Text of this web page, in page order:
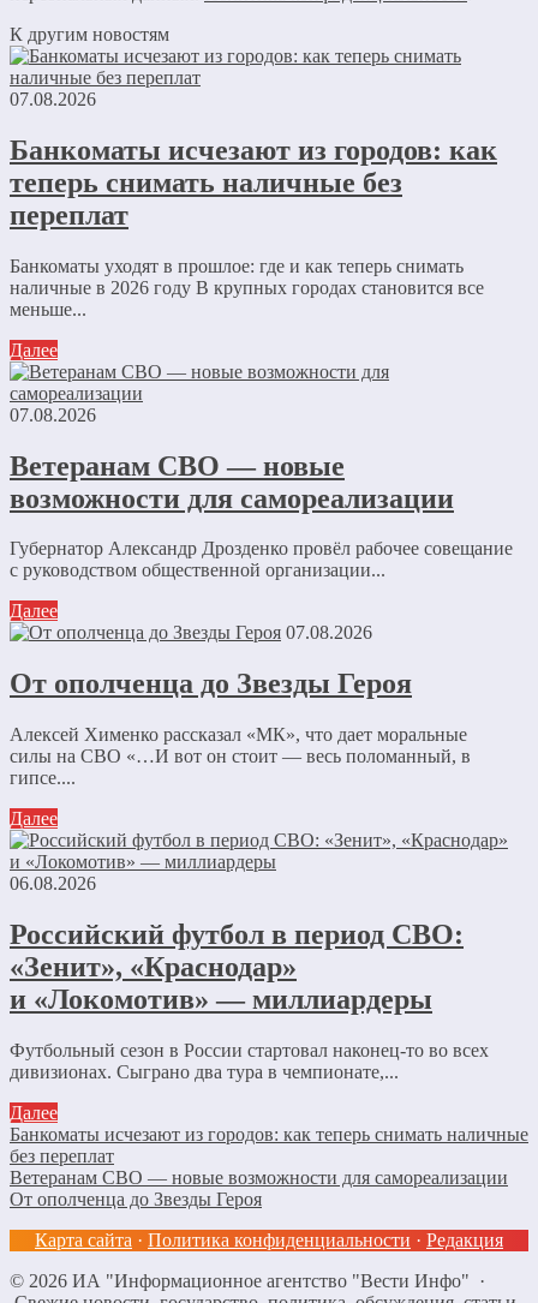
К другим новостям
07.08.2026
Банкоматы исчезают из городов: как
теперь снимать наличные без
переплат
Банкоматы уходят в прошлое: где и как теперь снимать
наличные в 2026 году В крупных городах становится все
меньше...
Далее
07.08.2026
Ветеранам СВО — новые
возможности для самореализации
Губернатор Александр Дрозденко провёл рабочее совещание
с руководством общественной организации...
Далее
07.08.2026
От ополченца до Звезды Героя
Алексей Хименко рассказал «МК», что дает моральные
силы на СВО «…И вот он стоит — весь поломанный, в
гипсе....
Далее
06.08.2026
Российский футбол в период СВО:
«Зенит», «Краснодар»
и «Локомотив» — миллиардеры
Футбольный сезон в России стартовал наконец-то во всех
дивизионах. Сыграно два тура в чемпионате,...
Далее
Банкоматы исчезают из городов: как теперь снимать наличные
без переплат
Ветеранам СВО — новые возможности для самореализации
От ополченца до Звезды Героя
Карта сайта · Политика конфиденциальности · Редакция
© 2026 ИА "Информационное агентство "Вести Инфо" ·